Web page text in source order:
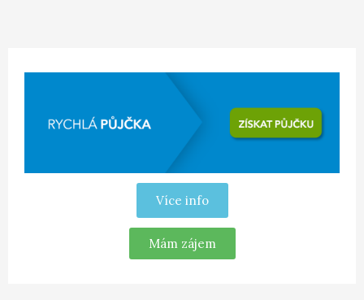
Více info
Mám zájem